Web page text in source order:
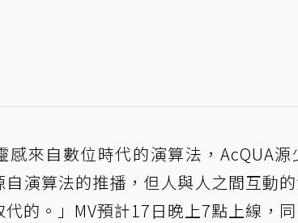
感來自數位時代的演算法，AcQUA
演算法的推播，但人與人之間互動
的。」MV預計17日晚上7點上線，